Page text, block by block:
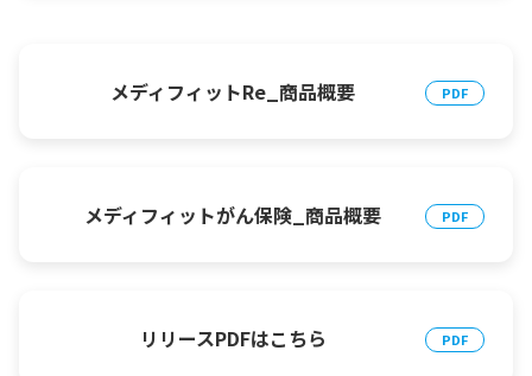
メディフィットRe_商品概要
メディフィットがん保険_商品概要
リリースPDFはこちら